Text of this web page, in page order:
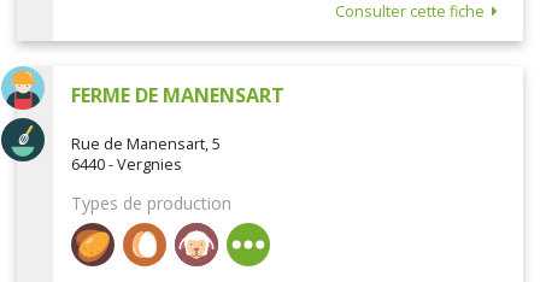
Consulter cette fiche
FERME DE MANENSART
Rue de Manensart, 5
6440 - Vergnies
Types de production